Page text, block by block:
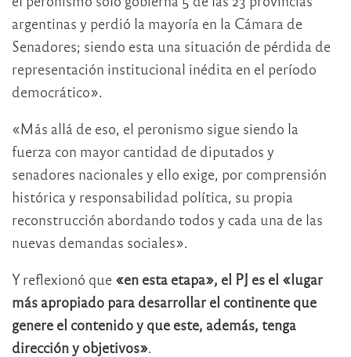
argentinas y perdió la mayoría en la Cámara de
Senadores; siendo esta una situación de pérdida de
representación institucional inédita en el período
democrático».
«Más allá de eso, el peronismo sigue siendo la
fuerza con mayor cantidad de diputados y
senadores nacionales y ello exige, por comprensión
histórica y responsabilidad política, su propia
reconstrucción abordando todos y cada una de las
nuevas demandas sociales».
Y reflexionó que «en esta etapa», el PJ es el «lugar
más apropiado para desarrollar el continente que
genere el contenido y que este, además, tenga
dirección y objetivos».